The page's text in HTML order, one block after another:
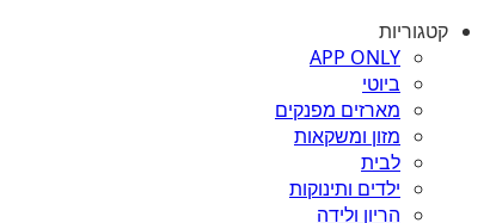
קטגוריות
APP ONLY
ביוטי
מארזים מפנקים
מזון ומשקאות
לבית
ילדים ותינוקות
הריון ולידה